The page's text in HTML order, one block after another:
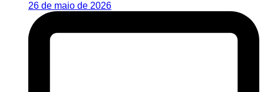
26 de maio de 2026